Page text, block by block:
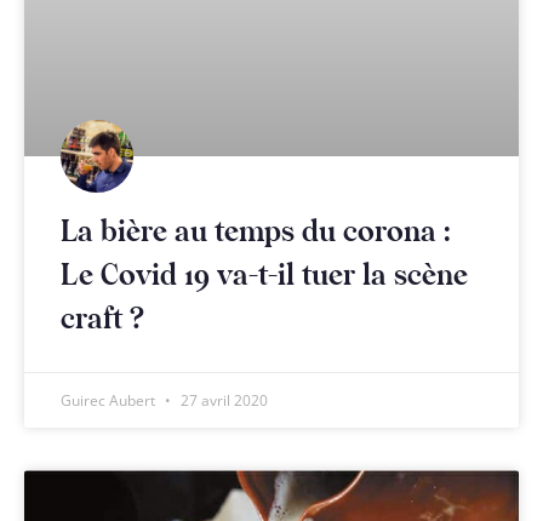
La bière au temps du corona :
Le Covid 19 va-t-il tuer la scène
craft ?
Guirec Aubert 27 avril 2020